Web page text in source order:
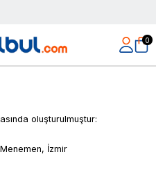
0
oluşturulmuştur:
İzmir